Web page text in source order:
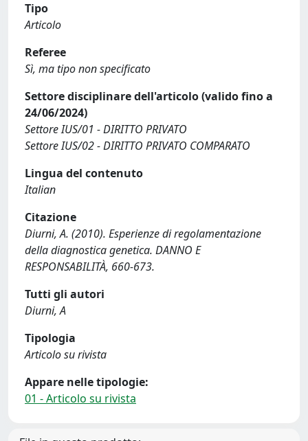
Tipo
Articolo
Referee
Sì, ma tipo non specificato
Settore disciplinare dell'articolo (valido fino a
24/06/2024)
Settore IUS/01 - DIRITTO PRIVATO
Settore IUS/02 - DIRITTO PRIVATO COMPARATO
Lingua del contenuto
Italian
Citazione
Diurni, A. (2010). Esperienze di regolamentazione
della diagnostica genetica. DANNO E
RESPONSABILITÀ, 660-673.
Tutti gli autori
Diurni, A
Tipologia
Articolo su rivista
Appare nelle tipologie:
01 - Articolo su rivista